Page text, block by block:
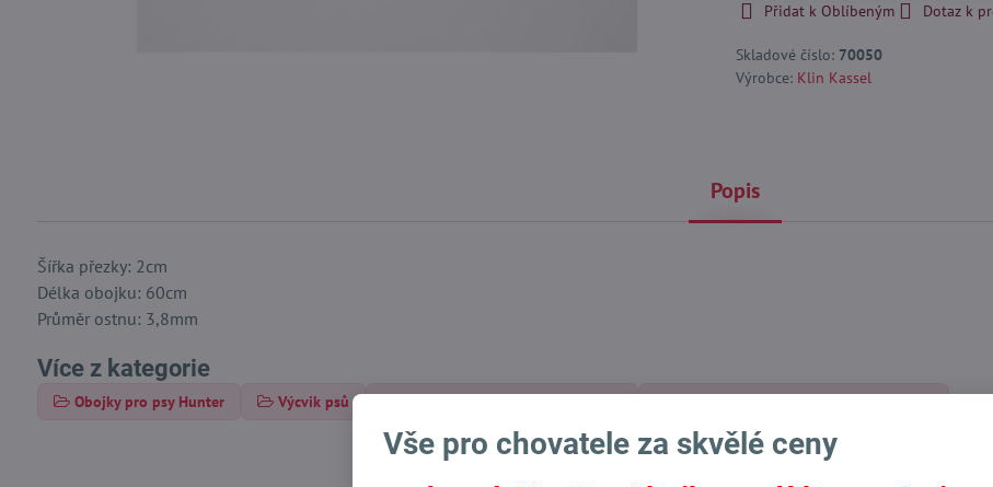
Přidat k Oblíbeným Dotaz k
Skladové číslo: 70050
Výrobce: Klin Kassel
Popis
Šířka přezky: 2cm
Délka obojku: 60cm
Průměr ostnu: 3,8mm
Více z kategorie
Obojky pro psy Hunter Výcvik psů
Vše pro chovatele za skvělé ceny